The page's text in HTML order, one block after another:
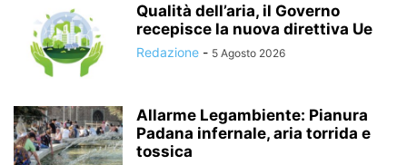
Qualità dell’aria, il Governo
recepisce la nuova direttiva Ue
Redazione - 5 Agosto 2026
Allarme Legambiente: Pianura
Padana infernale, aria torrida e
tossica